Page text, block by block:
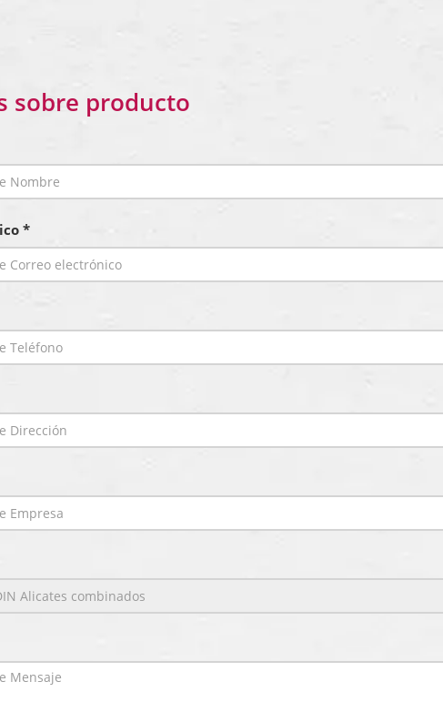
sobre producto
*